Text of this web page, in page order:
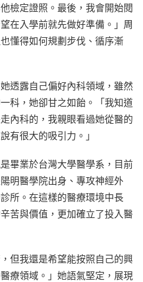
檢定證照。最後，我會開始閱
在入學前就先做好準備。」周
懂得如何規劃步伐、循序漸
透露自己偏好內科領域，雖然
科，她卻甘之如飴。「我知道
內科的，我親眼看過她從醫的
有很大的吸引力。」
畢業於台灣大學醫學系，目前
明醫學院出身、專攻神經外
所。在這樣的醫療環境中長
苦與價值，更加確立了投入醫
但我還是希望能按照自己的興
療領域。」她語氣堅定，展現